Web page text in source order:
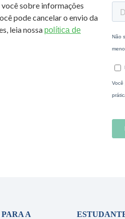
sobre informações
pode cancelar o envio da
leia nossa política de
A